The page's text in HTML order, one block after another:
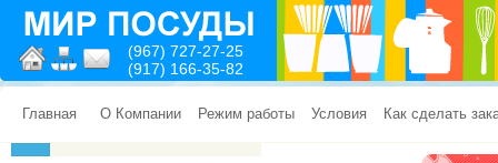
(967) 727-27-25
(917) 166-35-82
Главная О Компании Режим работы Условия Как сделать